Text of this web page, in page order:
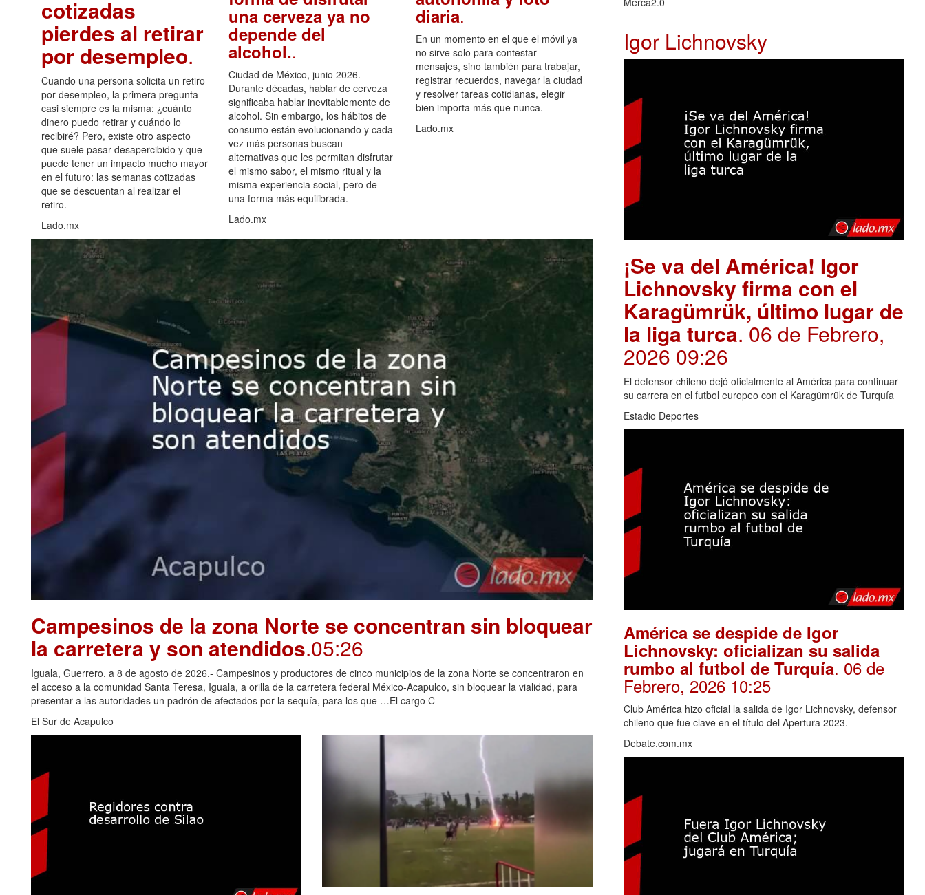
cotizadas
pierdes al retirar
por desempleo.
Cuando una persona solicita un retiro
por desempleo, la primera pregunta
casi siempre es la misma: ¿cuánto
dinero puedo retirar y cuándo lo
recibiré? Pero, existe otro aspecto
que suele pasar desapercibido y que
puede tener un impacto mucho mayor
en el futuro: las semanas cotizadas
que se descuentan al realizar el
retiro.
Lado.mx
una cerveza ya no
depende del
alcohol..
Ciudad de México, junio 2026.-
Durante décadas, hablar de cerveza
significaba hablar inevitablemente de
alcohol. Sin embargo, los hábitos de
consumo están evolucionando y cada
vez más personas buscan
alternativas que les permitan disfrutar
el mismo sabor, el mismo ritual y la
misma experiencia social, pero de
una forma más equilibrada.
Lado.mx
diaria.
En un momento en el que el móvil ya
no sirve solo para contestar
mensajes, sino también para trabajar,
registrar recuerdos, navegar la ciudad
y resolver tareas cotidianas, elegir
bien importa más que nunca.
Lado.mx
Campesinos de la zona Norte se concentran sin bloquear
la carretera y son atendidos.05:26
Iguala, Guerrero, a 8 de agosto de 2026.- Campesinos y productores de cinco municipios de la zona Norte se concentraron en
el acceso a la comunidad Santa Teresa, Iguala, a orilla de la carretera federal México-Acapulco, sin bloquear la vialidad, para
presentar a las autoridades un padrón de afectados por la sequía, para los que …El cargo C
El Sur de Acapulco
Igor Lichnovsky
¡Se va del América! Igor
Lichnovsky firma con el
Karagümrük, último lugar de
la liga turca. 06 de Febrero,
2026 09:26
El defensor chileno dejó oficialmente al América para continuar
su carrera en el futbol europeo con el Karagümrük de Turquía
Estadio Deportes
América se despide de Igor
Lichnovsky: oficializan su salida
rumbo al futbol de Turquía. 06 de
Febrero, 2026 10:25
Club América hizo oficial la salida de Igor Lichnovsky, defensor
chileno que fue clave en el título del Apertura 2023.
Debate.com.mx